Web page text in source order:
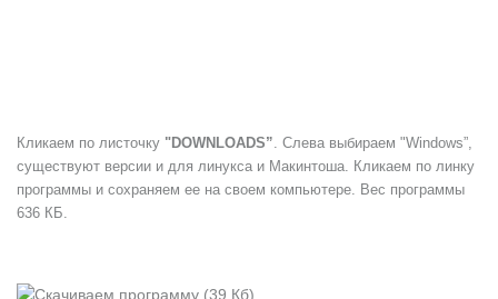
Кликаем по листочку "DOWNLOADS”. Слева выбираем "Windows”,
существуют версии и для линукса и Макинтоша. Кликаем по линку
программы и сохраняем ее на своем компьютере. Вес программы
636 КБ.